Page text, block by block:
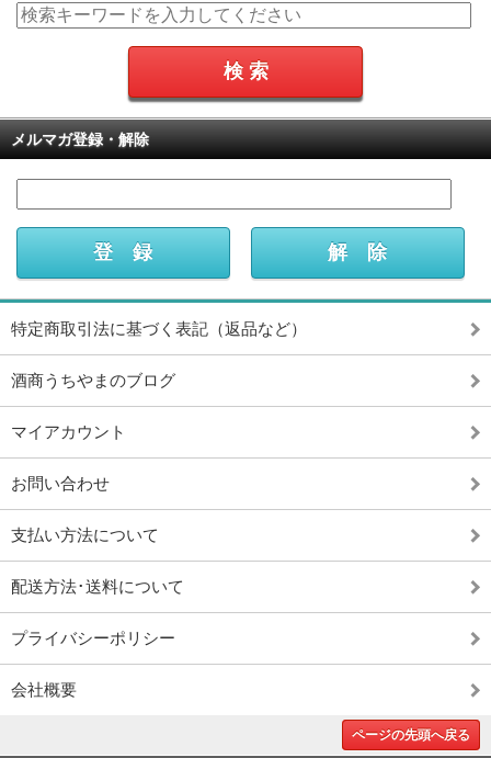
メルマガ登録・解除
特定商取引法に基づく表記（返品など）
酒商うちやまのブログ
マイアカウント
お問い合わせ
支払い方法について
配送方法･送料について
プライバシーポリシー
会社概要
ページの先頭へ戻る